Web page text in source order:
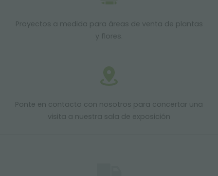
Proyectos a medida para áreas de venta de plantas
y flores.
Ponte en contacto con nosotros para concertar una
visita a nuestra sala de exposición